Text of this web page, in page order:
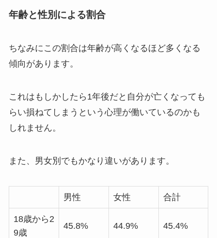
年齢と性別による割合
ちなみにこの割合は年齢が高くなるほど多くなる
傾向があります。
これはもしかしたら1年後だと自分が亡くなっても
らい損ねてしまうという心理が働いているのかも
しれません。
また、男女別でもかなり違いがあります。
男性 女性 合計
18歳から2
9歳
45.8% 44.9% 45.4%